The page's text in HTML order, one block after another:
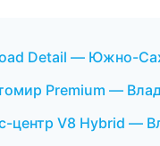
Detail — Южно-
Premium —
центр V8 Hybrid —